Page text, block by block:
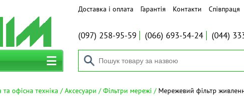
Доставка і оплата Гарантія Контакти Співпраця
(097) 258-95-59 (066) 693-54-24 (044)
офісна техніка Аксесуари Фільтри мережі Мережевий фільтр